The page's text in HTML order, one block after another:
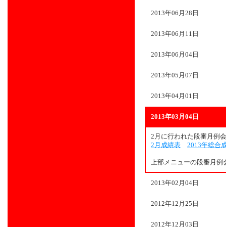
2013年06月28日
2013年06月11日
2013年06月04日
2013年05月07日
2013年04月01日
2013年03月04日
2月に行われた段審月例
2月成績表
2013年総合
上部メニューの段審月例
2013年02月04日
2012年12月25日
2012年12月03日